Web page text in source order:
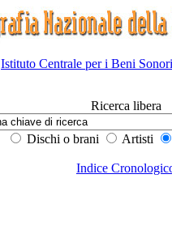
Istituto Centrale per i Beni
Ricerca libera
Dischi o brani Artisti
Indice